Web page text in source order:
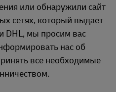
или обнаружили сайт
сетях, который выдает
DHL, мы просим вас
нас об
все необходимые